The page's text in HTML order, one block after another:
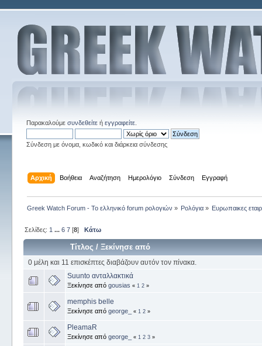
Παρακαλούμε συνδεθείτεή εγγραφείτε.
Σύνδεση με όνομα, κωδικό και διάρκεια σύνδεσης
Αρχική Βοήθεια Αναζήτηση Ημερολόγιο Σύνδεση Εγγραφή
Greek Watch Forum - Το ελληνικό forum ρολογιών » Ρολόγια » Ευρωπαικες
Σελίδες: 1 ... 6 7[8] Κάτω
Τίτλος / Ξεκίνησε από
0 μέλη και 11 επισκέπτες διαβάζουν αυτόν τον πίνακα.
Suunto ανταλλακτικά
Ξεκίνησε από gousias « 1 2»
memphis belle
Ξεκίνησε από george_ « 1 2»
PleamaR
Ξεκίνησε από george_ « 1 2 3»